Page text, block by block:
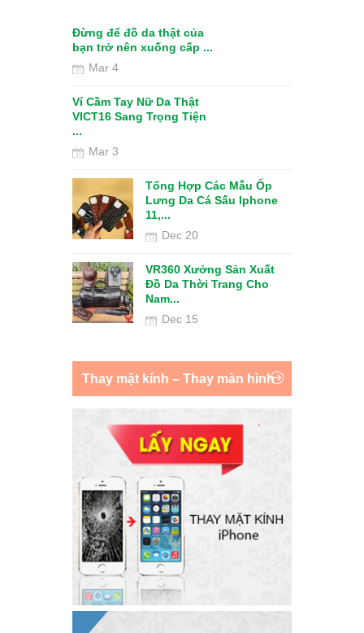
Đừng để đồ da thật của
bạn trở nên xuống cấp ...
Mar 4
Ví Cầm Tay Nữ Da Thật
VICT16 Sang Trọng Tiện
...
Mar 3
Tổng Hợp Các Mẫu Ốp
Lưng Da Cá Sấu Iphone
11,...
Dec 20
VR360 Xưởng Sản Xuất
Đồ Da Thời Trang Cho
Nam...
Dec 15
Thay mặt kính – Thay màn hình